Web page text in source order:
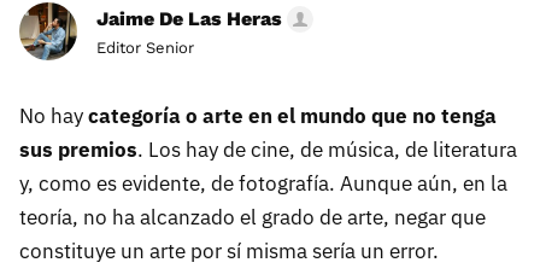
Jaime De Las Heras
Editor Senior
No haycategoría o arte en el mundo que no tenga
sus premios. Los hay de cine, de música, de literatura
y, como es evidente, de fotografía. Aunque aún, en la
teoría, no ha alcanzado el grado de arte, negar que
constituye un arte por sí misma sería un error.